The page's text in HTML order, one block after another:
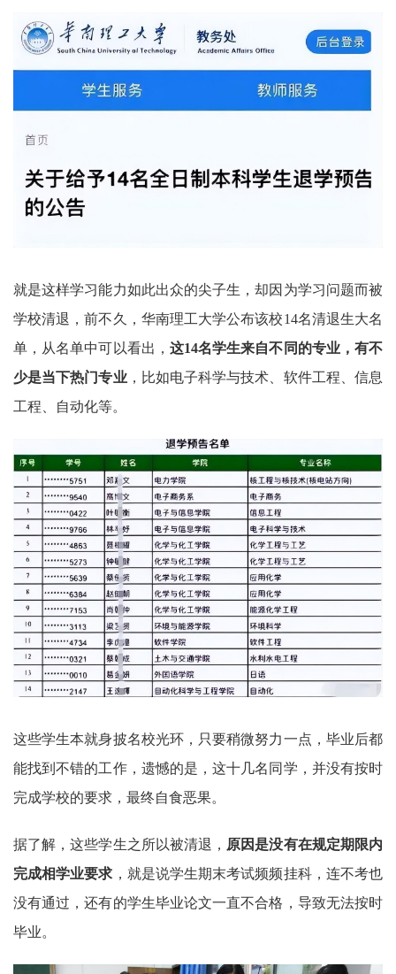
就是这样学习能力如此出众的尖子生，却因为学习问题而被
学校清退，前不久，华南理工大学公布该校14名清退生大名
单，从名单中可以看出， 这14名学生来自不同的专业，有不
少是当下热门专业，比如电子科学与技术、软件工程、信息
工程、自动化等。
这些学生本就身披名校光环，只要稍微努力一点，毕业后都
能找到不错的工作，遗憾的是，这十几名同学，并没有按时
完成学校的要求，最终自食恶果。
据了解，这些学生之所以被清退， 原因是没有在规定期限内
完成相学业要求 ，就是说学生期末考试频频挂科，连不考也
没有通过，还有的学生毕业论文一直不合格，导致无法按时
毕业。